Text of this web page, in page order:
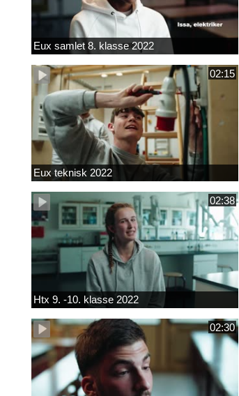
Eux samlet 8. klasse 2022
02:15
Eux teknisk 2022
02:38
Htx 9. -10. klasse 2022
02:30